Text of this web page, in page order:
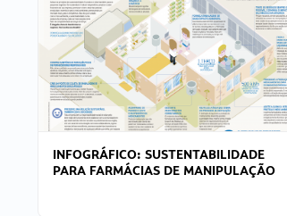
INFOGRÁFICO: SUSTENTABILIDADE
PARA FARMÁCIAS DE MANIPULAÇÃO